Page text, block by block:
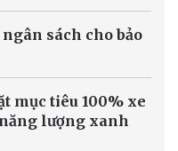
sách cho bảo
mục tiêu 100% xe
lượng xanh